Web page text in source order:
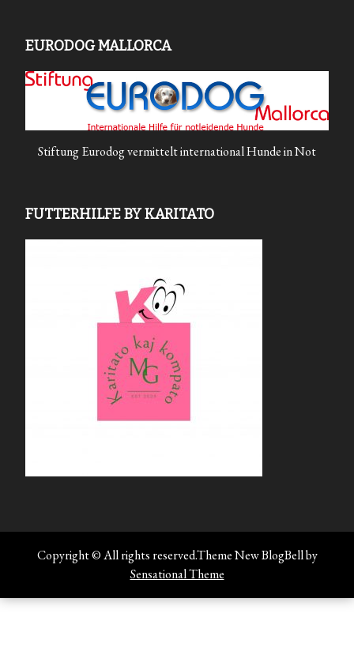
EURODOG MALLORCA
Stiftung Eurodog vermittelt international Hunde in Not
FUTTERHILFE BY KARITATO
Copyright © All rights reserved.Theme New BlogBell by
Sensational Theme